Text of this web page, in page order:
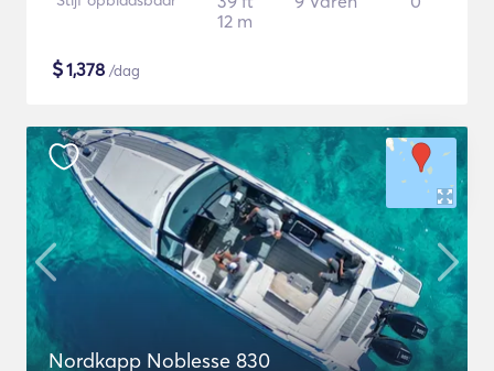
12 m
$1,378 /dag
Nordkapp Noblesse 830